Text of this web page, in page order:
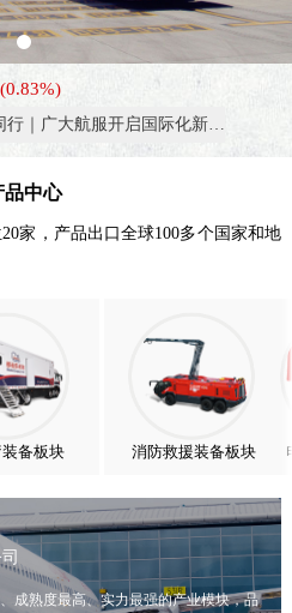
(0.83%)
抢抓能源转型风口，电动化驱动威海广泰欧洲业务腾飞
成立105周年！
扬帆出海，聚力同行｜广大航服开启国际化新征程
成立105周年！
品中心
家，产品出口全球100多个国家和地
备板块 消防救援装备板块
成熟度最高、实力最强的产业模块，品